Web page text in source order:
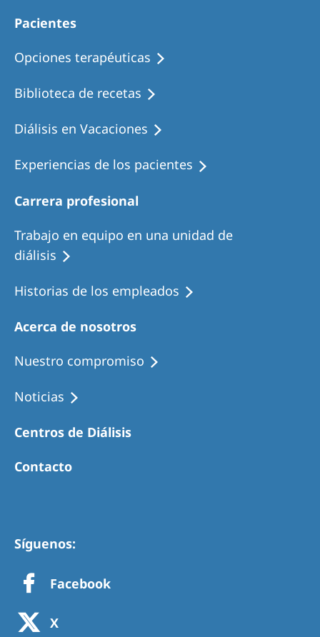
Pacientes
Opciones terapéuticas
Biblioteca de recetas
Diálisis en Vacaciones
Experiencias de los pacientes
Carrera profesional
Trabajo en equipo en una unidad de
diálisis
Historias de los empleados
Acerca de nosotros
Nuestro compromiso
Noticias
Centros de Diálisis
Contacto
Síguenos:
Facebook
X